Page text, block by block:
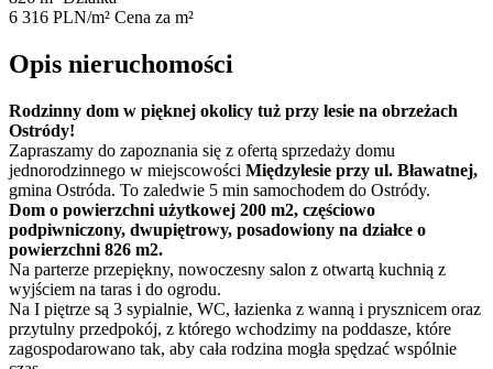
6 316 PLN/m² Cena za m²
Opis nieruchomości
Rodzinny dom w pięknej okolicy tuż przy lesie na obrzeżach
Ostródy!
Zapraszamy do zapoznania się z ofertą sprzedaży domu
jednorodzinnego w miejscowości Międzylesie przy ul. Bławatnej,
gmina Ostróda. To zaledwie 5 min samochodem do Ostródy.
Dom o powierzchni użytkowej 200 m2, częściowo
podpiwniczony, dwupiętrowy, posadowiony na działce o
powierzchni 826 m2.
Na parterze przepiękny, nowoczesny salon z otwartą kuchnią z
wyjściem na taras i do ogrodu.
Na I piętrze są 3 sypialnie, WC, łazienka z wanną i prysznicem oraz
przytulny przedpokój, z którego wchodzimy na poddasze, które
zagospodarowano tak, aby cała rodzina mogła spędzać wspólnie